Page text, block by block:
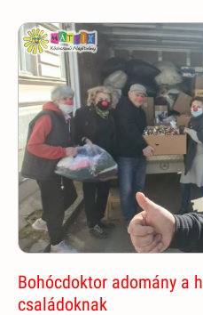
Bohócdoktor adomány a
családoknak